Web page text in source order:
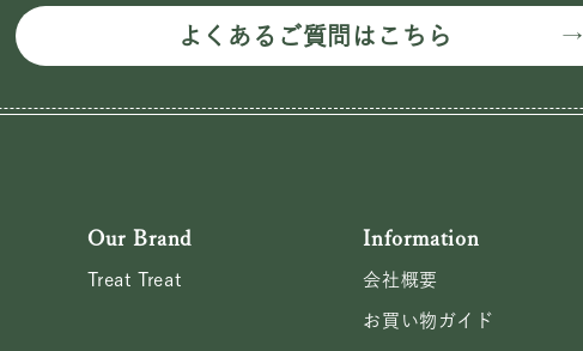
よくあるご質問はこちら
Our Brand
Treat Treat
Information
会社概要
お買い物ガイド